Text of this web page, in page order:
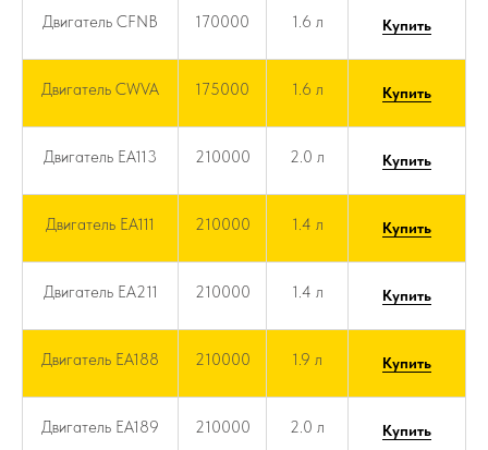
Двигатель CFNB 170000 1.6 л Купить
Двигатель CWVA 175000 1.6 л Купить
Двигатель EA113 210000 2.0 л Купить
Двигатель EA111 210000 1.4 л Купить
Двигатель EA211 210000 1.4 л Купить
Двигатель EA188 210000 1.9 л Купить
Двигатель EA189 210000 2.0 л Купить